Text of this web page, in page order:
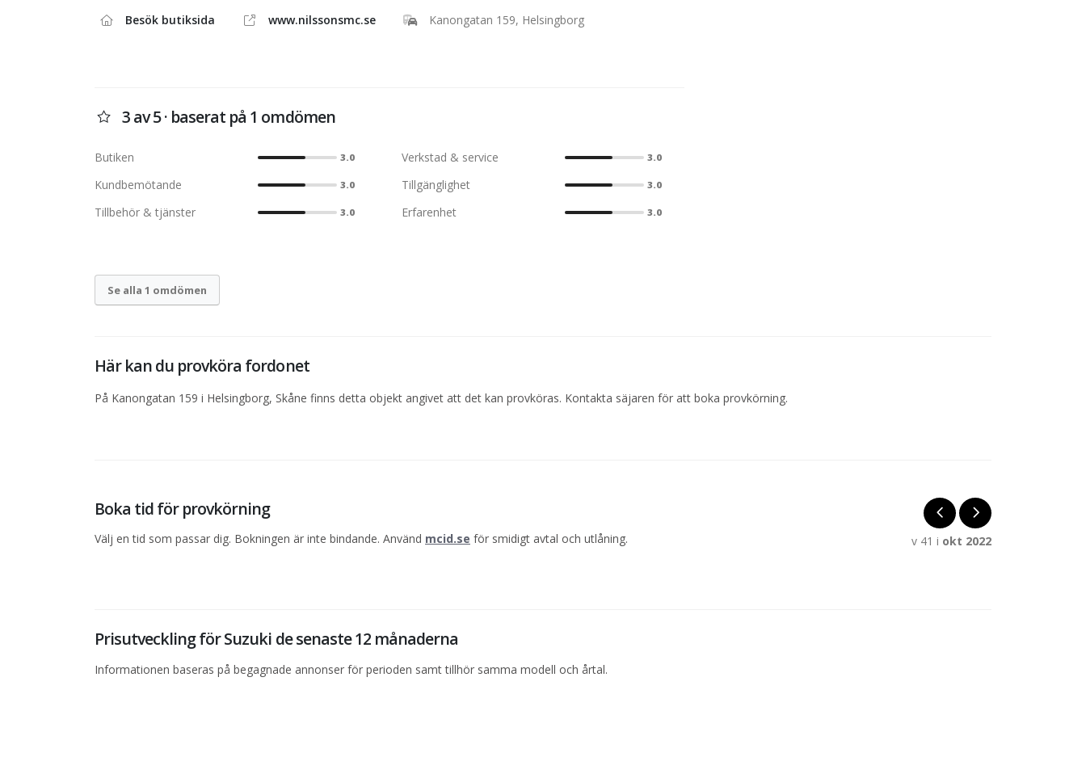
motorcyklar i alla dess former och modeller.
Det Du inte hittar hos oss men gärna vill ha, tipsa oss så söker vi upp det.
Besök butiksida www.nilssonsmc.se Kanongatan 159, Helsingborg
3 av 5 · baserat på 1 omdömen
Butiken 3.0 Verkstad & service 3.0
Kundbemötande 3.0 Tillgänglighet 3.0
Tillbehör & tjänster 3.0 Erfarenhet 3.0
Se alla 1 omdömen
Här kan du provköra fordonet
På Kanongatan 159 i Helsingborg, Skåne finns detta objekt angivet att det kan provköras. Kontakta säjaren för att boka provkörning.
Boka tid för provkörning
Välj en tid som passar dig. Bokningen är inte bindande. Använd mcid.se för smidigt avtal och utlåning. v 41 i okt 2022
Prisutveckling för Suzuki de senaste 12 månaderna
Informationen baseras på begagnade annonser för perioden samt tillhör samma modell och årtal.